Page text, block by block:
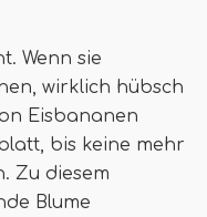
Wenn sie
wirklich hübsch
Eisbananen
bis keine mehr
Zu diesem
Blume